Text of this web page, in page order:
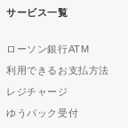
サービス一覧
ローソン銀行ATM
利用できるお支払方法
レジチャージ
ゆうパック受付